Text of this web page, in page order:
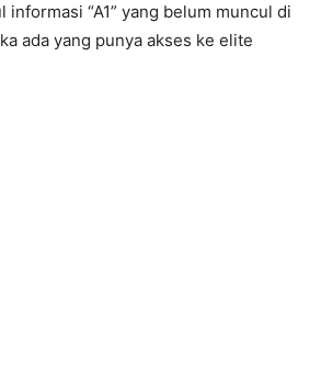
informasi “A1” yang belum muncul di
ada yang punya akses ke elite